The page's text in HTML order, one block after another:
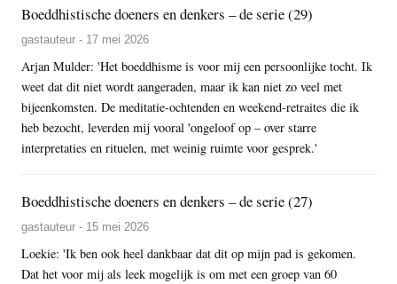
Boeddhistische doeners en denkers – de serie (29)
gastauteur - 17 mei 2026
Arjan Mulder: 'Het boeddhisme is voor mij een persoonlijke tocht. Ik
weet dat dit niet wordt aangeraden, maar ik kan niet zo veel met
bijeenkomsten. De meditatie-ochtenden en weekend-retraites die ik
heb bezocht, leverden mij vooral 'ongeloof op – over starre
interpretaties en rituelen, met weinig ruimte voor gesprek.'
Boeddhistische doeners en denkers – de serie (27)
gastauteur - 15 mei 2026
Loekie: 'Ik ben ook heel dankbaar dat dit op mijn pad is gekomen.
Dat het voor mij als leek mogelijk is om met een groep van 60